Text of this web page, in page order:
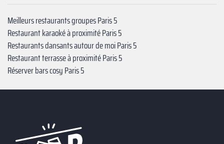
Meilleurs restaurants groupes Paris 5
Restaurant karaoké à proximité Paris 5
Restaurants dansants autour de moi Paris 5
Restaurant terrasse à proximité Paris 5
Réserver bars cosy Paris 5